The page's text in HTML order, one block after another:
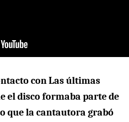
con Las últimas
el disco formaba parte de
que la cantautora grabó